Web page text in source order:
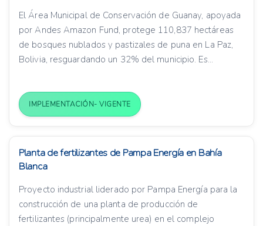
El Área Municipal de Conservación de Guanay, apoyada
por Andes Amazon Fund, protege 110,837 hectáreas
de bosques nublados y pastizales de puna en La Paz,
Bolivia, resguardando un 32% del municipio. Es...
IMPLEMENTACIÓN- VIGENTE
Planta de fertilizantes de Pampa Energía en Bahía
Blanca
Proyecto industrial liderado por Pampa Energía para la
construcción de una planta de producción de
fertilizantes (principalmente urea) en el complejo